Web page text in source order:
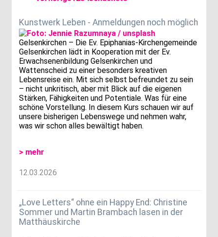
Kunstwerk Leben - Anmeldungen noch möglich
Gelsenkirchen – Die Ev. Epiphanias-Kirchengemeinde
Gelsenkirchen lädt in Kooperation mit der Ev.
Erwachsenenbildung Gelsenkirchen und
Wattenscheid zu einer besonders kreativen
Lebensreise ein. Mit sich selbst befreundet zu sein
– nicht unkritisch, aber mit Blick auf die eigenen
Stärken, Fähigkeiten und Potentiale. Was für eine
schöne Vorstellung. In diesem Kurs schauen wir auf
unsere bisherigen Lebenswege und nehmen wahr,
was wir schon alles bewältigt haben.
> mehr
12.03.2026
„Love Letters“ ohne ein Happy End: Christine
Sommer und Martin Brambach lasen in der
Matthäuskirche